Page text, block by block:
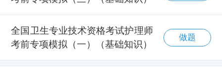
全国卫生专业技术资格考试护理师
考前专项模拟（一）（基础知识）
做题